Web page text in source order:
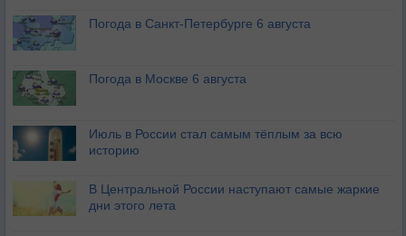
Погода в Санкт-Петербурге 6 августа
Погода в Москве 6 августа
Июль в России стал самым тёплым за всю
историю
В Центральной России наступают самые жаркие
дни этого лета